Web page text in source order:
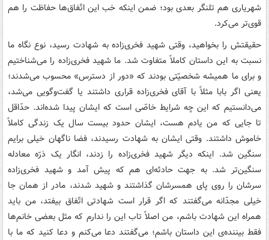
شهریاری هم تلنگر بعدی بود؛ ضمن اینکه خب این اتّفاق‌ها حفاظت را هم
قوی‌تر می‌کرد.
حقیقتش را بخواهید، وقتی شهید فخری‌زاده به شهادت رسید، نوع نگاه ما
نسبت به این داستان کاملاً متفاوت شد. ما شهید فخری‌زاده را می‌شناختیم
و برای ما همیشه شخصیّتی بودند که «دور از دسترس» محسوب می‌شدند؛
یعنی اگر بابا مثلاً با آقای فخری‌زاده قراری داشتند یا گفت‌وگویی می‌شد،
می‌دانستیم که این چه شرایط خاصّی است که ایشان پیدا شده‌اند. حدّاقل
تا جایی که من یادم هست، ایشان حدود بیست سال یک زندگی کاملاً
خاموش داشتند. وقتی ایشان به شهادت رسیدند، فضا ناگهان خیلی برایم
سنگین شد. اینکه دیگر شهید فخری‌زاده را زدند، انگار یک ذرّه معادله
سنگین‌تر شد. به جهت حادثه‌ای هم که پیش آمد و شهید فخری‌زاده
سرشان را روی پای همسرشان گذاشتند و شهید شدند، مادر از همان جا
خیلی مجدّانه می‌گفتند که اگر قرار است شهادتی اتّفاق بیفتد، من باید
همراه این شهادت باشم، من اصلاً تاب این را ندارم که مثل بعضی خانم‌ها
فقط بیننده‌ی این داستان باشم؛ می‌گفتند دعا می‌کنم و دعا کنید که ما با